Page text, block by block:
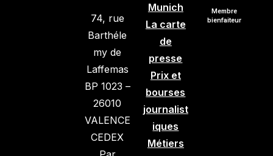
74, rue
Barthéle
my de
Laffemas
BP 1023 –
26010
VALENCE
CEDEX
Munich
La carte
de
presse
Prix et
bourses
journalist
iques
Métiers
Membre
bienfaiteur